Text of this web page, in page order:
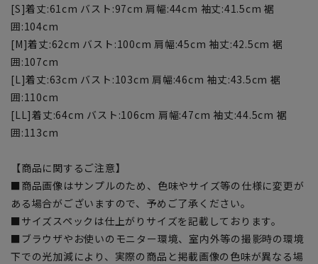
[S]着丈:61cm バスト:97cm 肩幅:44cm 袖丈:41.5cm 裾
囲:104cm
[M]着丈:62cm バスト:100cm 肩幅:45cm 袖丈:42.5cm 裾
囲:107cm
[L]着丈:63cm バスト:103cm 肩幅:46cm 袖丈:43.5cm 裾
囲:110cm
[LL]着丈:64cm バスト:106cm 肩幅:47cm 袖丈:44.5cm 裾
囲:113cm
【商品に関するご注意】
■商品画像はサンプルのため、色味やサイズ等の仕様に変更が
ある場合がございますので、予めご了承ください。
■サイズスペックは仕上がりサイズを記載しております。
■ブラウザやお使いのモニター環境、室内外等の撮影時の環境
下での光加減により、実際の商品と掲載画像の色味が異なる場